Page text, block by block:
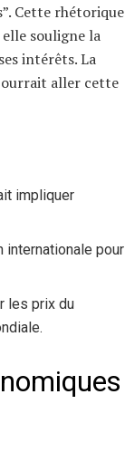
Cette rhétorique
souligne la
intérêts. La
aller cette
impliquer
pour
les prix du